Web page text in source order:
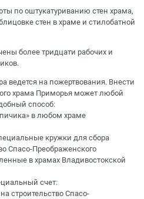
по оштукатуриванию стен храма,
стен в храме и стилобатной
более тридцати рабочих и
ведется на пожертвования. Внести
храма Приморья может любой
способ:
в любом храме
кружки для сбора
Спасо-Преображенского
в храмах Владивостокской
счет:
строительство Спасо-